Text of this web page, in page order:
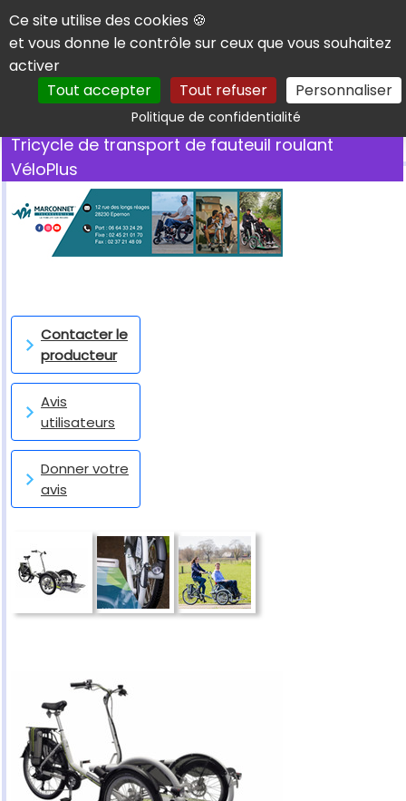
Panneau de gestion des cookies
Ce site utilise des cookies 🍪
et vous donne le contrôle sur ceux que vous souhaitez
activer
Tout accepter
Tout refuser Personnaliser
Politique de confidentialitéRechercher
Tricycle de transport de fauteuil roulant
VéloPlus
Contacter le
producteur
Avis
utilisateurs
Donner votre
avis